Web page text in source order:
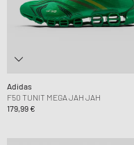
Adidas
F50 TUNIT MEGA JAH JAH
179,99 €